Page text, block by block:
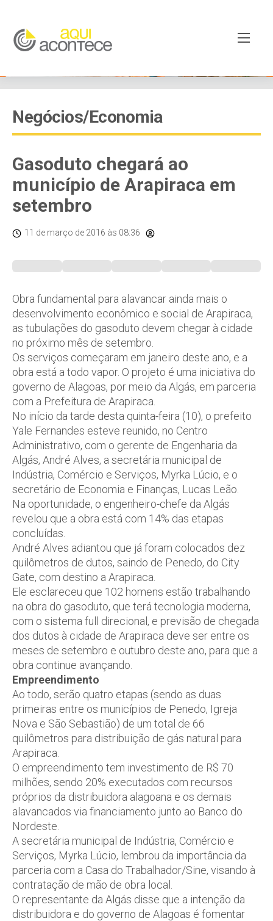
Negócios/Economia
Gasoduto chegará ao
município de Arapiraca em
setembro
11 de março de 2016 às 08:36
Obra fundamental para alavancar ainda mais o
desenvolvimento econômico e social de Arapiraca,
as tubulações do gasoduto devem chegar à cidade
no próximo mês de setembro.
Os serviços começaram em janeiro deste ano, e a
obra está a todo vapor. O projeto é uma iniciativa do
governo de Alagoas, por meio da Algás, em parceria
com a Prefeitura de Arapiraca.
No início da tarde desta quinta-feira (10), o prefeito
Yale Fernandes esteve reunido, no Centro
Administrativo, com o gerente de Engenharia da
Algás, André Alves, a secretária municipal de
Indústria, Comércio e Serviços, Myrka Lúcio, e o
secretário de Economia e Finanças, Lucas Leão.
Na oportunidade, o engenheiro-chefe da Algás
revelou que a obra está com 14% das etapas
concluídas.
André Alves adiantou que já foram colocados dez
quilômetros de dutos, saindo de Penedo, do City
Gate, com destino a Arapiraca.
Ele esclareceu que 102 homens estão trabalhando
na obra do gasoduto, que terá tecnologia moderna,
com o sistema full direcional, e previsão de chegada
dos dutos à cidade de Arapiraca deve ser entre os
meses de setembro e outubro deste ano, para que a
obra continue avançando.
Empreendimento
Ao todo, serão quatro etapas (sendo as duas
primeiras entre os municípios de Penedo, Igreja
Nova e São Sebastião) de um total de 66
quilômetros para distribuição de gás natural para
Arapiraca.
O empreendimento tem investimento de R$ 70
milhões, sendo 20% executados com recursos
próprios da distribuidora alagoana e os demais
alavancados via financiamento junto ao Banco do
Nordeste.
A secretária municipal de Indústria, Comércio e
Serviços, Myrka Lúcio, lembrou da importância da
parceria com a Casa do Trabalhador/Sine, visando à
contratação de mão de obra local.
O representante da Algás disse que a intenção da
distribuidora e do governo de Alagoas é fomentar